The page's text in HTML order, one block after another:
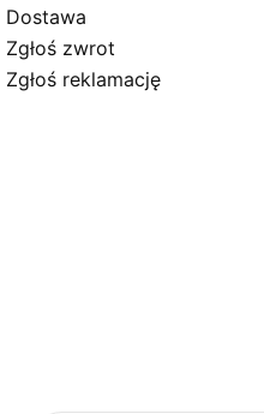
Dostawa
Zgłoś zwrot
Zgłoś reklamację